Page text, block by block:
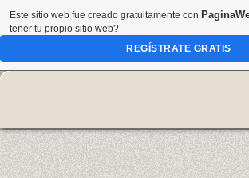
Este sitio web fue creado gratuitamente con
tener tu propio sitio web?
REGÍSTRATE GRATIS